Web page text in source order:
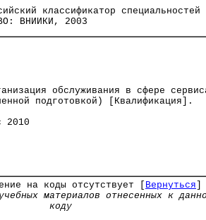
классификатор специальностей
ВНИИКИ, 2003
обслуживания в сфере
подготовкой) [Квалификация].
на коды отсутствует [ Вернуться
материалов отнесенных к
коду